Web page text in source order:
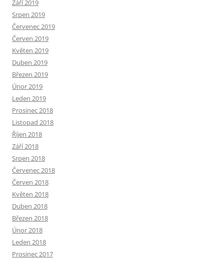
Září 2019
Srpen 2019
Červenec 2019
Červen 2019
Květen 2019
Duben 2019
Březen 2019
Únor 2019
Leden 2019
Prosinec 2018
Listopad 2018
Říjen 2018
Září 2018
Srpen 2018
Červenec 2018
Červen 2018
Květen 2018
Duben 2018
Březen 2018
Únor 2018
Leden 2018
Prosinec 2017